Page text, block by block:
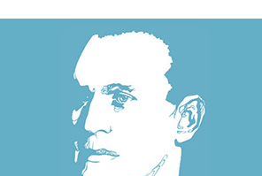
Skip